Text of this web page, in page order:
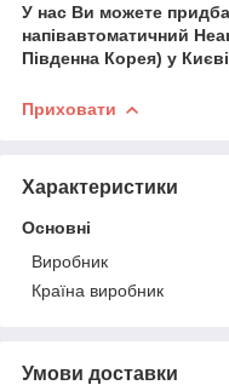
У нас Ви можете
напівавтоматичний
Південна Корея) у
Приховати
Характеристики
Основні
Виробник
Країна виробник
Умови доставки